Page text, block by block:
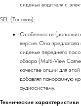
сиденье водителя с
SEL (Топовая):
Особенности
версия. Она предлагала
сиденье переднего
обзора (Multi-View
качестве опции для
добавлял панорамную
аудиосистему.
Технические характеристики